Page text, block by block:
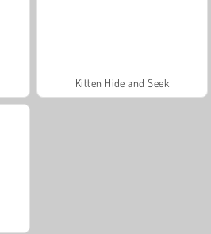
Kitten Hide and Seek